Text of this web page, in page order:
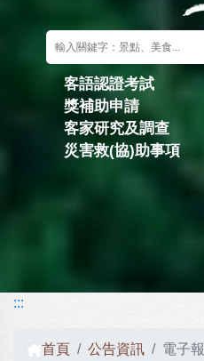
關鍵字搜尋
客語認證考試
獎補助申請
客家研究及調查
災害救(協)助事項
:::
首頁 公告資訊 電子報